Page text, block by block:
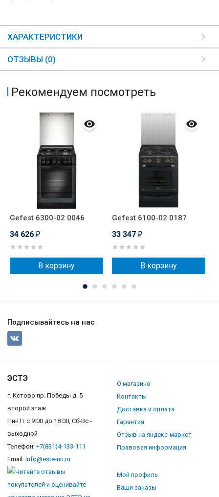
ХАРАКТЕРИСТИКИ
ОТЗЫВЫ (0)
Рекомендуем посмотреть
Gefest 6300-02 0046
34 626 ₽
В корзину
Gefest 6100-02 0187
33 347 ₽
В корзину
Подписывайтесь на нас
ЭСТЭ
г. Кстово пр. Победы д. 5
второй этаж
Пн-Пт с 9:00 до 18:00, Сб-Вс -
выходной
Телефон: +7(831)4-133-111
Email: info@este-nn.ru
О магазине
Контакты
Доставка и оплата
Гарантия
Отзыв на яндекс-маркет
Правовая информация
Мой профиль
Ваши заказы